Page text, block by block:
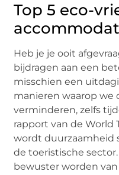
Top 5 eco-
Heb je je ooit
bijdragen aan een
misschien een
manieren waarop
verminderen, zelfs
rapport van de World
wordt duurzaamheid
de toeristische
bewuster worden